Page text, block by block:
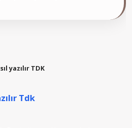
yazılır TDK
Tdk